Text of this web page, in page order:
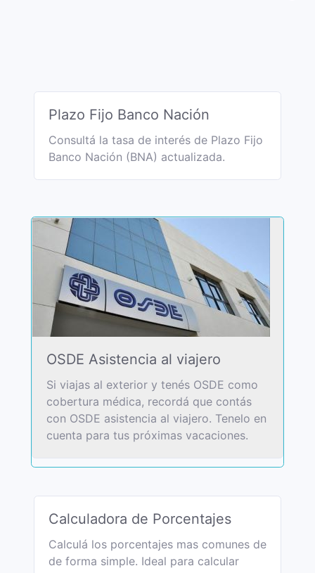
Plazo Fijo Banco Nación
Consultá la tasa de interés de Plazo Fijo
Banco Nación (BNA) actualizada.
OSDE Asistencia al viajero
Si viajas al exterior y tenés OSDE como
cobertura médica, recordá que contás
con OSDE asistencia al viajero. Tenelo en
cuenta para tus próximas vacaciones.
Calculadora de Porcentajes
Calculá los porcentajes mas comunes de
de forma simple. Ideal para calcular